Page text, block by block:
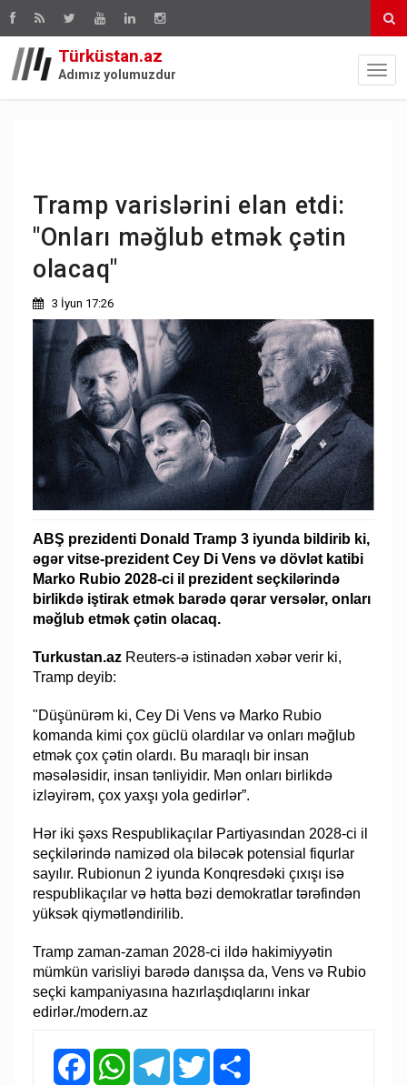
Türküstan.az
Adımız yolumuzdur
Tramp varislərini elan etdi:
"Onları məğlub etmək çətin
olacaq"
3 İyun 17:26
ABŞ prezidenti Donald Tramp 3 iyunda bildirib ki,
əgər vitse-prezident Cey Di Vens və dövlət katibi
Marko Rubio 2028-ci il prezident seçkilərində
birlikdə iştirak etmək barədə qərar versələr, onları
məğlub etmək çətin olacaq.
Turkustan.az Reuters-ə istinadən xəbər verir ki,
Tramp deyib:
"Düşünürəm ki, Cey Di Vens və Marko Rubio
komanda kimi çox güclü olardılar və onları məğlub
etmək çox çətin olardı. Bu maraqlı bir insan
məsələsidir, insan tənliyidir. Mən onları birlikdə
izləyirəm, çox yaxşı yola gedirlər”.
Hər iki şəxs Respublikaçılar Partiyasından 2028-ci il
seçkilərində namizəd ola biləcək potensial fiqurlar
sayılır. Rubionun 2 iyunda Konqresdəki çıxışı isə
respublikaçılar və hətta bəzi demokratlar tərəfindən
yüksək qiymətləndirilib.
Tramp zaman-zaman 2028-ci ildə hakimiyyətin
mümkün varisliyi barədə danışsa da, Vens və Rubio
seçki kampaniyasına hazırlaşdıqlarını inkar
edirlər./modern.az
FacebookWhatsAppTelegramTwitter